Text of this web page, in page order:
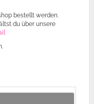
bestellt werden.
du über unsere